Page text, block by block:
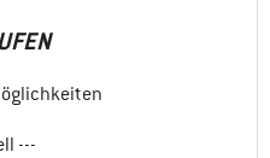
---